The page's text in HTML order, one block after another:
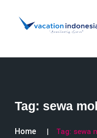
Tag: sewa
Home Tag: sewa